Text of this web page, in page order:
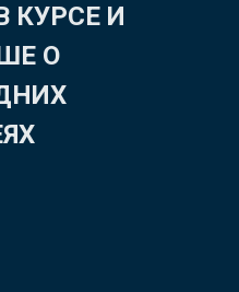
КУРСЕ И
О